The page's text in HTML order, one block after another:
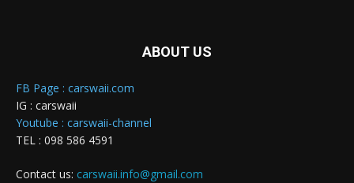
ABOUT US
FB Page : carswaii.com
IG : carswaii
Youtube : carswaii-channel
TEL : 098 586 4591
Contact us: carswaii.info@gmail.com